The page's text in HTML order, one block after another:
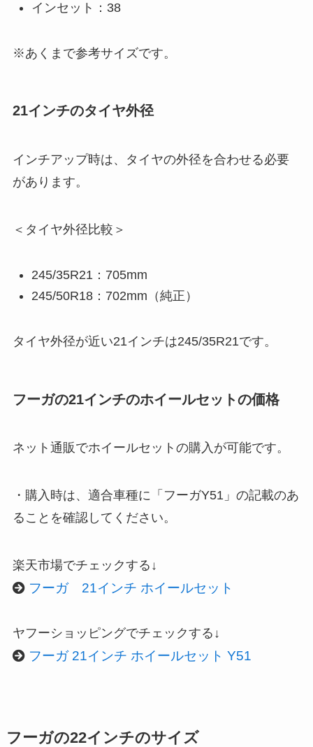
インセット：38
※あくまで参考サイズです。
21インチのタイヤ外径
インチアップ時は、タイヤの外径を合わせる必要
があります。
＜タイヤ外径比較＞
245/35R21：705mm
245/50R18：702mm（純正）
タイヤ外径が近い21インチは245/35R21です。
フーガの21インチのホイールセットの価格
ネット通販でホイールセットの購入が可能です。
・購入時は、適合車種に「フーガY51」の記載のあ
ることを確認してください。
楽天市場でチェックする↓
フーガ 21インチ ホイールセット
ヤフーショッピングでチェックする↓
フーガ 21インチ ホイールセット Y51
フーガの22インチのサイズ